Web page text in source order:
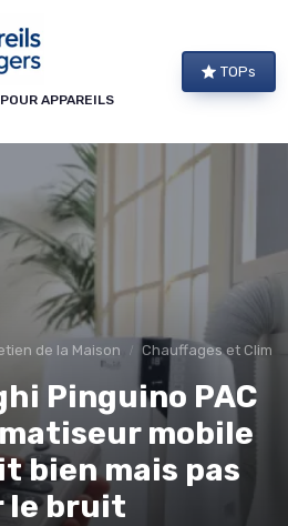
APPAREILS
TOPs
de la Maison Chauffages et
Pinguino PAC
mobile
bien mais pas
le bruit